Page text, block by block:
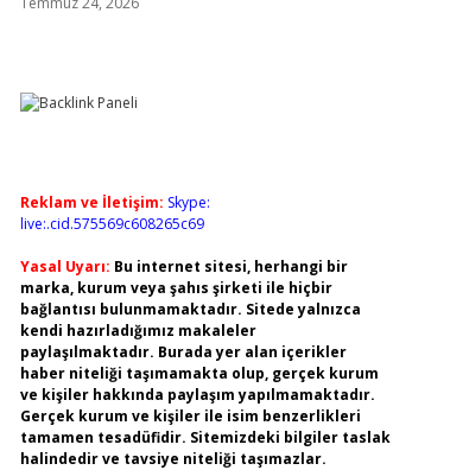
Reklam ve İletişim: Skype:
live:.cid.575569c608265c69
Yasal Uyarı: Bu internet sitesi, herhangi bir
marka, kurum veya şahıs şirketi ile hiçbir
bağlantısı bulunmamaktadır. Sitede yalnızca
kendi hazırladığımız makaleler
paylaşılmaktadır. Burada yer alan içerikler
haber niteliği taşımamakta olup, gerçek kurum
ve kişiler hakkında paylaşım yapılmamaktadır.
Gerçek kurum ve kişiler ile isim benzerlikleri
tamamen tesadüfidir. Sitemizdeki bilgiler taslak
halindedir ve tavsiye niteliği taşımazlar.